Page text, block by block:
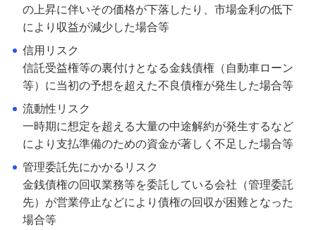
の上昇に伴いその価格が下落したり、市場金利の低下
により収益が減少した場合等
信用リスク
信託受益権等の裏付けとなる金銭債権（自動車ローン
等）に当初の予想を超えた不良債権が発生した場合等
流動性リスク
一時期に想定を超える大量の中途解約が発生するなど
により支払準備のための資金が著しく不足した場合等
管理委託先にかかるリスク
金銭債権の回収業務等を委託している会社（管理委託
先）が営業停止などにより債権の回収が困難となった
場合等